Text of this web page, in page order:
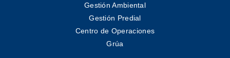
Gestión Ambiental
Gestión Predial
Centro de Operaciones
Grúa